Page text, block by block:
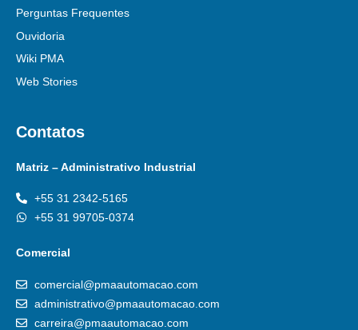
Perguntas Frequentes
Ouvidoria
Wiki PMA
Web Stories
Contatos
Matriz – Administrativo Industrial
+55 31 2342-5165
+55 31 99705-0374
Comercial
comercial@pmaautomacao.com
administrativo@pmaautomacao.com
carreira@pmaautomacao.com